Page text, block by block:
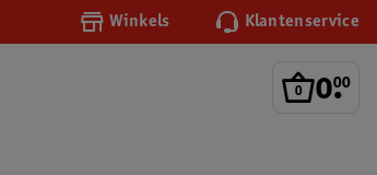
Winkels Klantenservice
0.
00